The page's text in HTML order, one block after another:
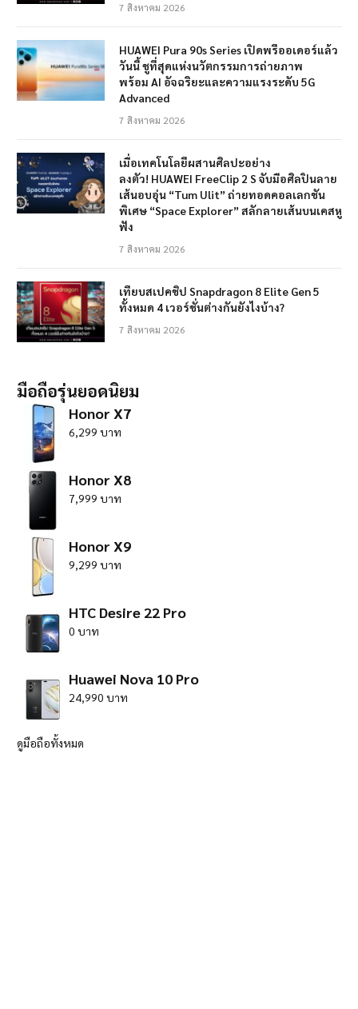
7 สิงหาคม 2026
HUAWEI Pura 90s Series เปิดพรีออเดอร์แล้ว
วันนี้ ชูที่สุดแห่งนวัตกรรมการถ่ายภาพ
พร้อม AI อัจฉริยะและความแรงระดับ 5G
Advanced
7 สิงหาคม 2026
เมื่อเทคโนโลยีผสานศิลปะอย่าง
ลงตัว! HUAWEI FreeClip 2 S จับมือศิลปินลาย
เส้นอบอุ่น “Tum Ulit” ถ่ายทอดคอลเลกชัน
พิเศษ “Space Explorer” สลักลายเส้นบนเคสหู
ฟัง
7 สิงหาคม 2026
เทียบสเปคชิป Snapdragon 8 Elite Gen 5
ทั้งหมด 4 เวอร์ชั่นต่างกันยังไงบ้าง?
7 สิงหาคม 2026
มือถือรุ่นยอดนิยม
Honor X7
6,299 บาท
Honor X8
7,999 บาท
Honor X9
9,299 บาท
HTC Desire 22 Pro
0 บาท
Huawei Nova 10 Pro
24,990 บาท
ดูมือถือทั้งหมด